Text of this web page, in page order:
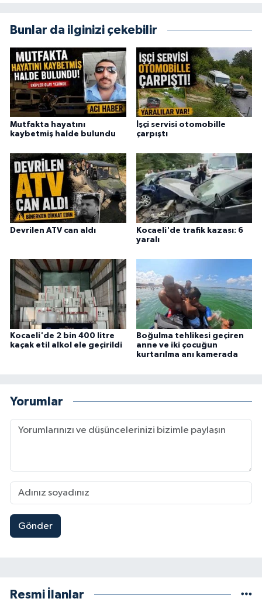
Bunlar da ilginizi çekebilir
Mutfakta hayatını
kaybetmiş halde bulundu
İşçi servisi otomobille
çarpıştı
Devrilen ATV can aldı
Kocaeli'de trafik kazası: 6
yaralı
Kocaeli'de 2 bin 400 litre
kaçak etil alkol ele geçirildi
Boğulma tehlikesi geçiren
anne ve iki çocuğun
kurtarılma anı kamerada
Yorumlar
Gönder
Resmi İlanlar